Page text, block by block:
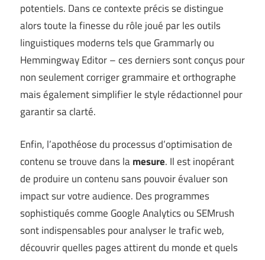
potentiels. Dans ce contexte précis se distingue
alors toute la finesse du rôle joué par les outils
linguistiques moderns tels que Grammarly ou
Hemmingway Editor – ces derniers sont conçus pour
non seulement corriger grammaire et orthographe
mais également simplifier le style rédactionnel pour
garantir sa clarté.
Enfin, l’apothéose du processus d’optimisation de
contenu se trouve dans lamesure. Il est inopérant
de produire un contenu sans pouvoir évaluer son
impact sur votre audience. Des programmes
sophistiqués comme Google Analytics ou SEMrush
sont indispensables pour analyser le trafic web,
découvrir quelles pages attirent du monde et quels